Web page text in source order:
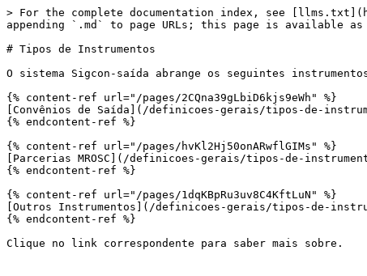
> For the complete documentation index, see
appending `.md` to page URLs; this page is available
# Tipos de Instrumentos
O sistema Sigcon-saída abrange os seguintes
{% content-ref url="/pages/2CQna39gLbiD6kjs9eWh" %}
[Convênios de Saída](/definicoes-gerais/tipos-de-
{% endcontent-ref %}
{% content-ref url="/pages/hvKl2Hj50onARwflGIMs" %}
[Parcerias MROSC](/definicoes-gerais/tipos-de-
{% endcontent-ref %}
{% content-ref url="/pages/1dqKBpRu3uv8C4KftLuN" %}
[Outros Instrumentos](/definicoes-gerais/tipos-de-
{% endcontent-ref %}